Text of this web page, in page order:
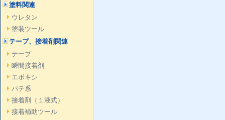
塗料関連
ウレタン
塗装ツール
テープ、接着剤関連
テープ
瞬間接着剤
エポキシ
パテ系
接着剤（１液式）
接着補助ツール